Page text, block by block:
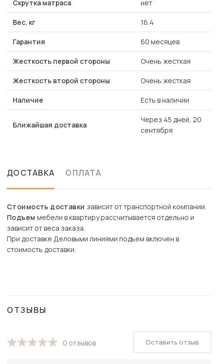
Скрутка матраса нет
Вес, кг 16.4
Гарантия 60 месяцев
Жесткость первой стороны Очень жесткая
Жесткость второй стороны Очень жесткая
Наличие Есть в наличии
Ближайшая доставка
Через 45 дней, 20
сентября
ДОСТАВКА ОПЛАТА
Стоимость доставки зависит от транспортной компании.
Подъем мебели в квартиру рассчитывается отдельно и
зависит от веса заказа.
При доставке Деловыми линиями подъем включен в
стоимость доставки.
ОТЗЫВЫ
0 отзывов Оставить отзыв